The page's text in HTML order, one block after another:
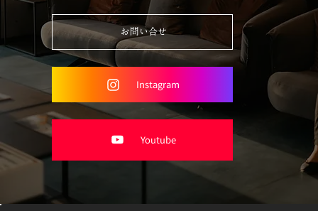
お問い合せ
Instagram
Youtube